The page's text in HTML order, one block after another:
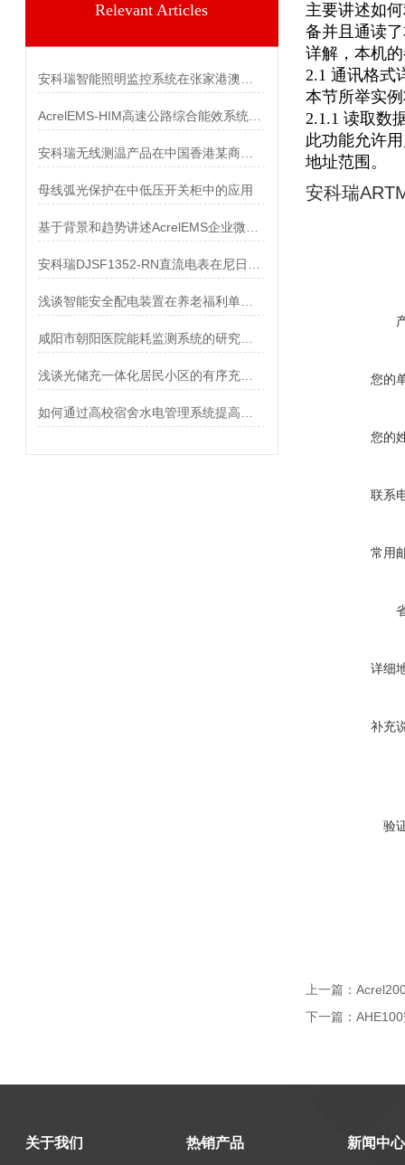
Relevant Articles
母线弧光保护在中低压开关柜中的应用
主要讲述如
备并且通读
详解，本机
2.1 通讯格式
本节所举实
2.1.1 读取数
此功能允许
地址范围。
安科瑞
您的
您的
联系
常用
详细
补充
验
上一篇：
下一篇：
关于我们 热销产品 新闻中心